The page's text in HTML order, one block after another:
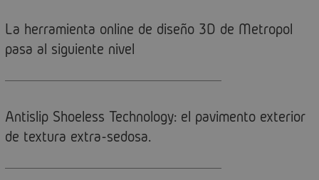
La herramienta online de diseño 3D de Metropol
pasa al siguiente nivel
Antislip Shoeless Technology: el pavimento exterior
de textura extra-sedosa.